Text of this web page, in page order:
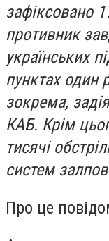
зафіксовано
противник
українських
пунктах один
зокрема,
КАБ. Крім
тисячі
систем
Про це